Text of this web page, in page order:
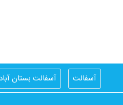
آسفالت آسفالت بستان آباد